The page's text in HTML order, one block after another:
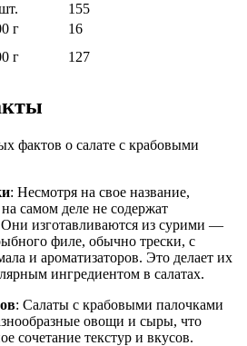
155
г
16
г 127
фактов о салате с крабовыми
: Несмотря на свое название,
самом деле не содержат
Они изготавливаются из сурими —
филе, обычно трески, с
и ароматизаторов. Это делает их
ингредиентом в салатах.
: Салаты с крабовыми палочками
овощи и сыры, что
сочетание текстур и вкусов.